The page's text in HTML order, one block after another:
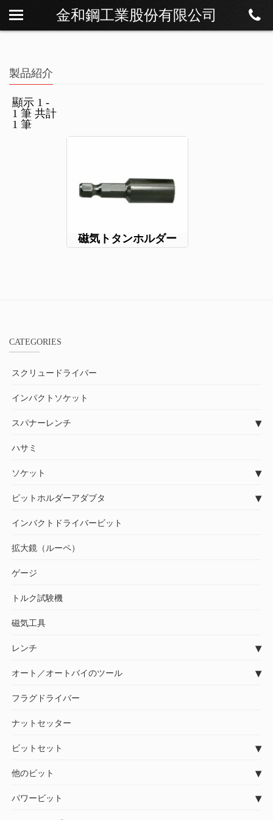
金和鋼工業股份有限公司
私たちについて
製品紹介
連絡方法
製品紹介
顯示 1 -
1 筆 共計
1 筆
磁気トタンホルダー
CATEGORIES
スクリュードライバー
インパクトソケット
スパナーレンチ
ハサミ
ソケット
ビットホルダーアダブタ
インバクトドライバービット
拡大鏡（ルーペ）
ゲージ
トルク試験機
磁気工具
レンチ
オート／オートバイのツール
フラグドライバー
ナットセッター
ビットセット
他のビット
パワービット